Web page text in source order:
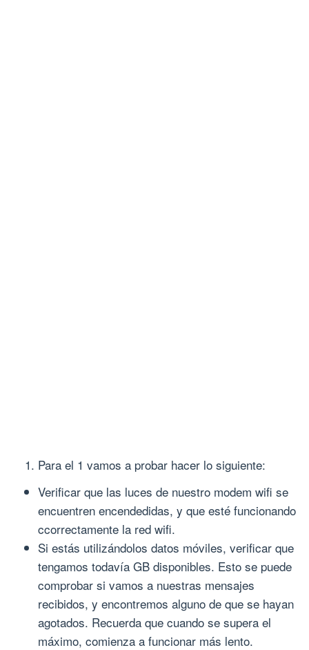
Para el 1 vamos a probar hacer lo siguiente:
Verificar que las luces de nuestro modem wifi se
encuentren encendedidas, y que esté funcionando
ccorrectamente la red wifi.
Si estás utilizándolos datos móviles, verificar que
tengamos todavía GB disponibles. Esto se puede
comprobar si vamos a nuestras mensajes
recibidos, y encontremos alguno de que se hayan
agotados. Recuerda que cuando se supera el
máximo, comienza a funcionar más lento.